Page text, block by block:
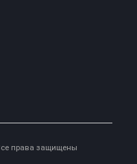
права защищены